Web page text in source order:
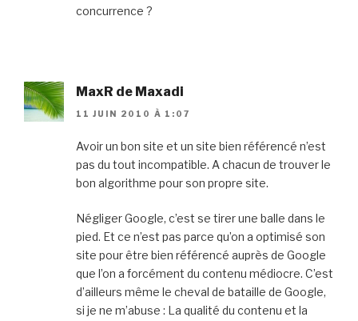
concurrence ?
MaxR de Maxadi
11 JUIN 2010 À 1:07
Avoir un bon site et un site bien référencé n’est
pas du tout incompatible. A chacun de trouver le
bon algorithme pour son propre site.
Négliger Google, c’est se tirer une balle dans le
pied. Et ce n’est pas parce qu’on a optimisé son
site pour être bien référencé auprès de Google
que l’on a forcément du contenu médiocre. C’est
d’ailleurs même le cheval de bataille de Google,
si je ne m’abuse : La qualité du contenu et la